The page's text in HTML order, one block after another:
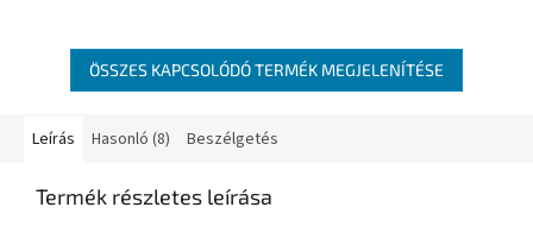
ÖSSZES KAPCSOLÓDÓ TERMÉK MEGJELENÍTÉSE
Leírás Hasonló (8) Beszélgetés
Termék részletes leírása